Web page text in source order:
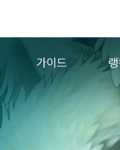
가이드
컨텐